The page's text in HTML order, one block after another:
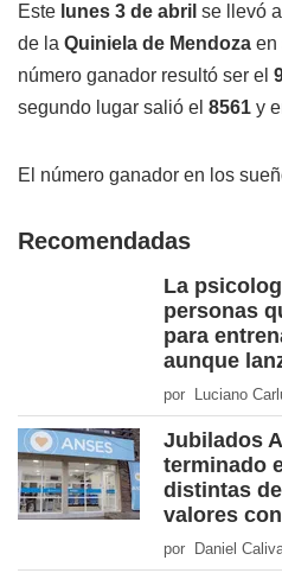
Este lunes 3 de abril se llevó
de la Quiniela de Mendoza en
número ganador resultó ser el
segundo lugar salió el 8561 y
El número ganador en los
Recomendadas
La
personas
para
aunque
por Luciano
Jubilados
terminado
distintas
valores
por Daniel